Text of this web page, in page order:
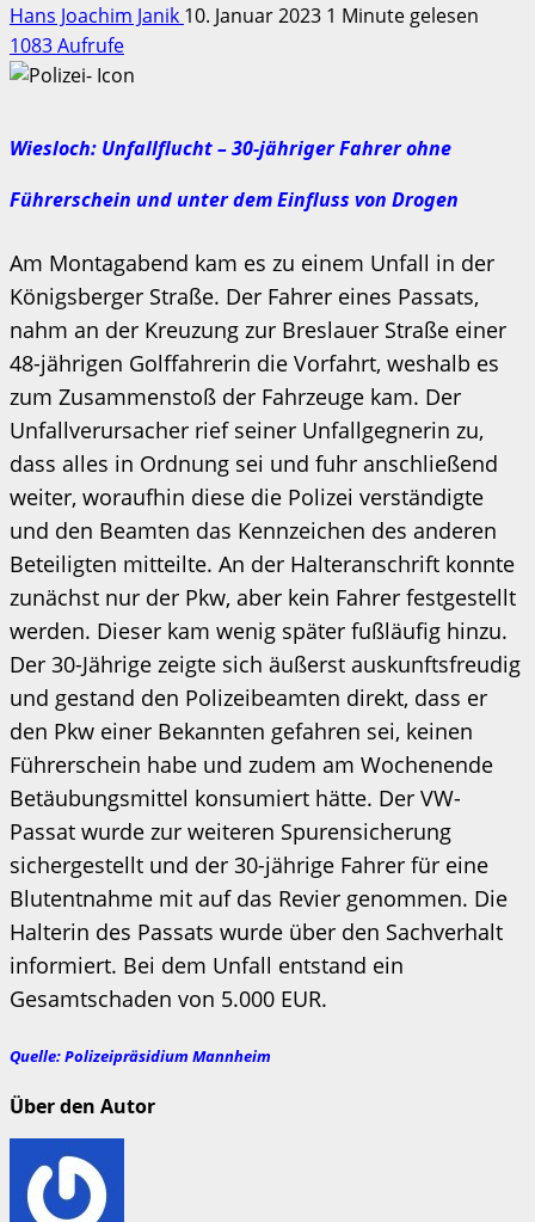
Hans Joachim Janik 10. Januar 2023 1 Minute gelesen
1083 Aufrufe
Wiesloch: Unfallflucht – 30-jähriger Fahrer ohne
Führerschein und unter dem Einfluss von Drogen
Am Montagabend kam es zu einem Unfall in der
Königsberger Straße. Der Fahrer eines Passats,
nahm an der Kreuzung zur Breslauer Straße einer
48-jährigen Golffahrerin die Vorfahrt, weshalb es
zum Zusammenstoß der Fahrzeuge kam. Der
Unfallverursacher rief seiner Unfallgegnerin zu,
dass alles in Ordnung sei und fuhr anschließend
weiter, woraufhin diese die Polizei verständigte
und den Beamten das Kennzeichen des anderen
Beteiligten mitteilte. An der Halteranschrift konnte
zunächst nur der Pkw, aber kein Fahrer festgestellt
werden. Dieser kam wenig später fußläufig hinzu.
Der 30-Jährige zeigte sich äußerst auskunftsfreudig
und gestand den Polizeibeamten direkt, dass er
den Pkw einer Bekannten gefahren sei, keinen
Führerschein habe und zudem am Wochenende
Betäubungsmittel konsumiert hätte. Der VW-
Passat wurde zur weiteren Spurensicherung
sichergestellt und der 30-jährige Fahrer für eine
Blutentnahme mit auf das Revier genommen. Die
Halterin des Passats wurde über den Sachverhalt
informiert. Bei dem Unfall entstand ein
Gesamtschaden von 5.000 EUR.
Quelle: Polizeipräsidium Mannheim
Über den Autor